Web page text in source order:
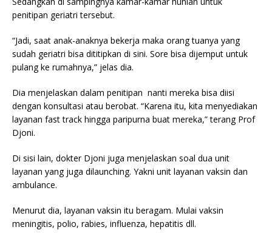
penitipan geriatri tersebut.
“Jadi, saat anak-anaknya bekerja maka orang tuanya yang
sudah geriatri bisa dititipkan di sini. Sore bisa dijemput untuk
pulang ke rumahnya,” jelas dia.
Dia menjelaskan dalam penitipan nanti mereka bisa diisi
dengan konsultasi atau berobat. “Karena itu, kita menyediakan
layanan fast track hingga paripurna buat mereka,” terang Prof
Djoni.
Di sisi lain, dokter Djoni juga menjelaskan soal dua unit
layanan yang juga dilaunching. Yakni unit layanan vaksin dan
ambulance.
Menurut dia, layanan vaksin itu beragam. Mulai vaksin
meningitis, polio, rabies, influenza, hepatitis dll.